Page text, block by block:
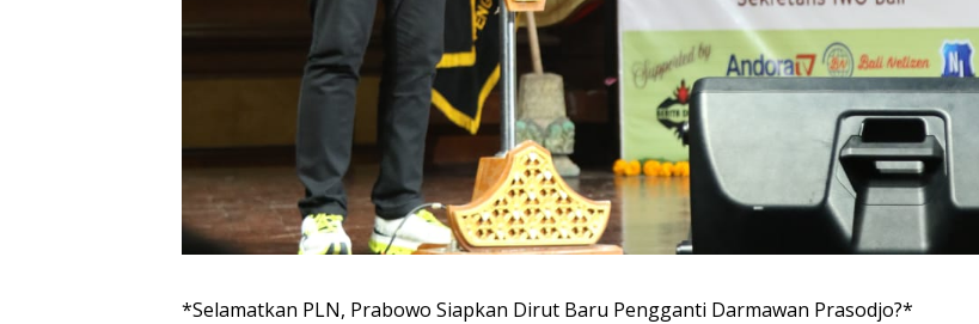
*Selamatkan PLN, Prabowo Siapkan Dirut Baru Pengganti Darmawan Prasodjo?*